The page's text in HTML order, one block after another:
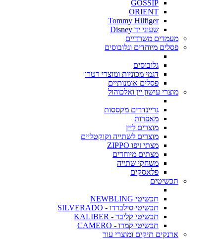
GOSSIP
ORIENT
Tommy Hilfiger
שעוני יד Disney
מעמדים משרדיים
פסלים מיוחדים וגלובוסים
גלובוסים
דגמי מכוניות ומוצרי רטרו
פסלים אומנותיים
מוצרי עישון יין ואלכוהול
גריינדרים מקססות
מאפרות
מוצרים ליין
מוצרים לשתייה וקוקטליים
מצתי זיפו ZIPPO
מצתים מיוחדים
משחקי שתייה
פלאסקים
תכשיטים
תכשיטי NEWBLING
תכשיטי סילברדו - SILVERADO
תכשיטי קליבר - KALIBER
תכשיטי קמרו - CAMERO
ארנקים תיקים ומוצרי עור